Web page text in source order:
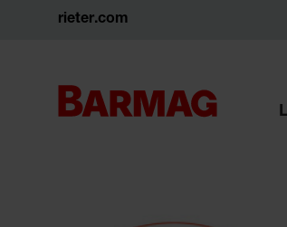
rieter.com